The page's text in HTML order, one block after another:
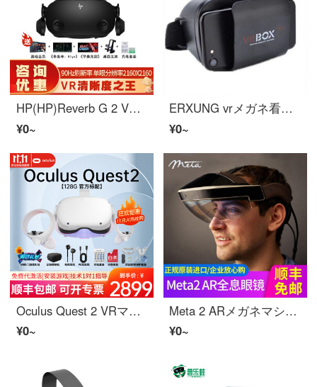
HP(HP)Reverb G 2 VR Meganisu【升级版】vr体性感觉游戏机3 D Megani HP mr Megani HP G 2升级版
¥0~
ERXUNG vrメガネ看电影VRメガネ游戏遥控网站家庭电影院巴查尔现实3 D视频智能手机优衣巴萨尔小型电影馆黑ミニ版
¥0~
Oculus Quest 2 VRマシンテレジェットメガネ3 DヘルメットVR体セクシーゲーム機quest 2世代装置Oculus Quest 2世代128 g【標準】
¥0~
Meta 2 ARメガネマシントホログラフィVRメガネ教育科学研究开発者苏茨Meta 2 ARホログラフィメガネコンサルティング有礼
¥0~